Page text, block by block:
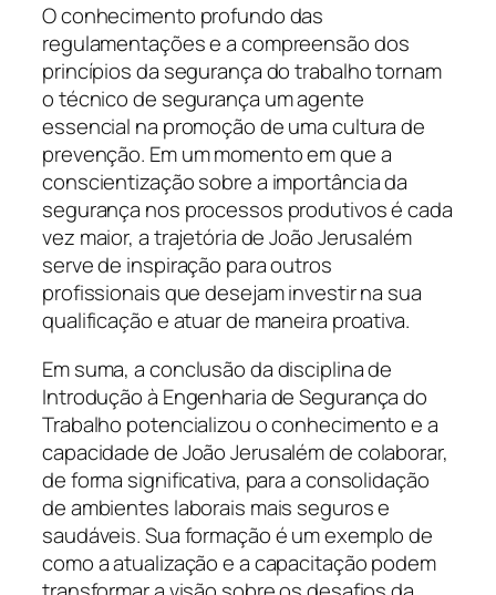
O conhecimento profundo das
regulamentações e a compreensão dos
princípios da segurança do trabalho tornam
o técnico de segurança um agente
essencial na promoção de uma cultura de
prevenção. Em um momento em que a
conscientização sobre a importância da
segurança nos processos produtivos é cada
vez maior, a trajetória de João Jerusalém
serve de inspiração para outros
profissionais que desejam investir na sua
qualificação e atuar de maneira proativa.
Em suma, a conclusão da disciplina de
Introdução à Engenharia de Segurança do
Trabalho potencializou o conhecimento e a
capacidade de João Jerusalém de colaborar,
de forma significativa, para a consolidação
de ambientes laborais mais seguros e
saudáveis. Sua formação é um exemplo de
como a atualização e a capacitação podem